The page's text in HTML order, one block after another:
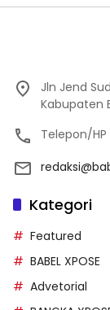
Jln Jend
Kabupaten
Telepon/
Kategori
Featured
BABEL XPOSE
Advetorial